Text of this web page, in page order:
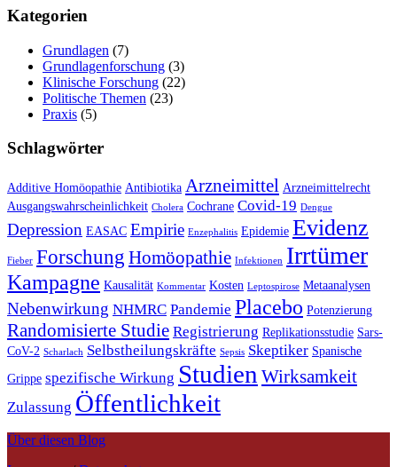
Kategorien
Grundlagen (7)
Grundlagenforschung (3)
Klinische Forschung (22)
Politische Themen (23)
Praxis (5)
Schlagwörter
Additive Homöopathie Antibiotika Arzneimittel Arzneimittelrecht
Ausgangswahrscheinlichkeit Cholera Cochrane Covid-19 Dengue
Depression EASAC Empirie Enzephalitis Epidemie Evidenz
Fieber Forschung Homöopathie Infektionen Irrtümer
Kampagne Kausalität Kommentar Kosten Leptospirose Metaanalysen
Nebenwirkung NHMRC Pandemie Placebo Potenzierung
Randomisierte Studie Registrierung Replikationsstudie Sars-
CoV-2 Scharlach Selbstheilungskräfte Sepsis Skeptiker Spanische
Grippe spezifische Wirkung Studien Wirksamkeit
Zulassung Öffentlichkeit
Über diesen Blog